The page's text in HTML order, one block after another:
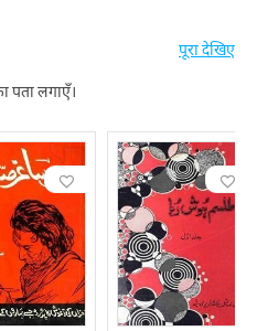
पता लगाएँ।
पूरा देखिए